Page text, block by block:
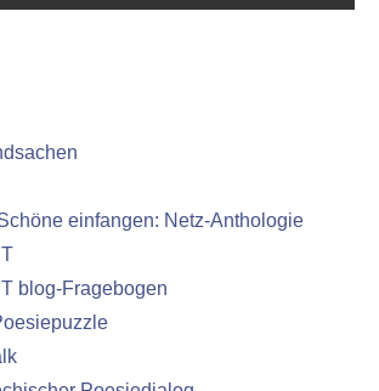
einfangen: Netz-Anthologie
blog-Fragebogen